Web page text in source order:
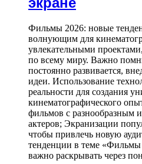
Фильмы 2026: новые
волнующим для
увлекательными
по всему миру. Важно
постоянно развивается,
идеи. Использование
реальности для создания
кинематографического
фильмов с разнообразным
актеров; Экранизации
чтобы привлечь новую
тенденции в теме
важно раскрывать через